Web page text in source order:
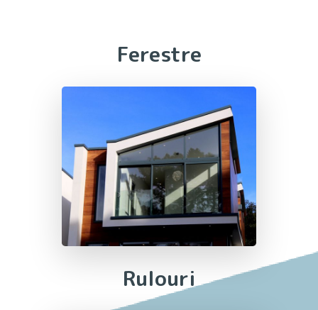
Ferestre
Rulouri